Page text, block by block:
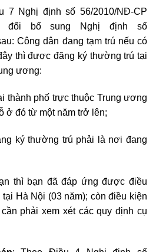
7 Nghị định số 56/2010/NĐ-CP
đổi bổ sung Nghị định số
Công dân đang tạm trú nếu có
thì được đăng ký thường trú tại
ương:
thành phố trực thuộc Trung ương
ở đó từ một năm trở lên;
ký thường trú phải là nơi đang
thì bạn đã đáp ứng được điều
Hà Nội (03 năm); còn điều kiện
phải xem xét các quy định cụ